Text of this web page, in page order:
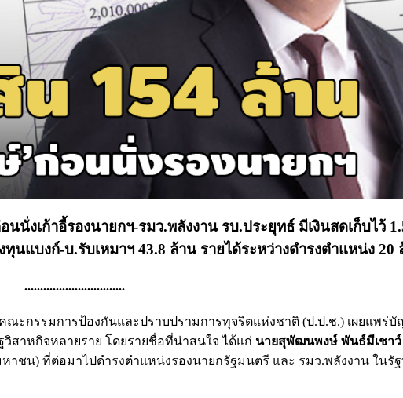
นั่งเก้าอี้รองนายกฯ-รมว.พลังงาน รบ.ประยุทธ์ มีเงินสดเก็บไว้
นแบงก์-บ.รับเหมาฯ 43.8 ล้าน รายได้ระหว่างดำรงตำแหน่ง 20
................................
คณะกรรมการป้องกันและปราบปรามการทุจริตแห่งชาติ (ป.ป.ช.) เผยแพร่บั
สาหกิจหลายราย โดยรายชื่อที่น่าสนใจ ได้แก่ นายสุพัฒนพงษ์ พันธ์มีเชาว์
ชน) ที่ต่อมาไปดำรงตำแหน่งรองนายกรัฐมนตรี และ รมว.พลังงาน ในรั